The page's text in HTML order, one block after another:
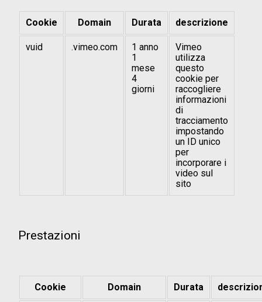
Cookie Domain Durata descrizione
vuid .vimeo.com
1 anno
1
mese
4
giorni
Vimeo
utilizza
questo
cookie per
raccogliere
informazioni
di
tracciamento
impostando
un ID unico
per
incorporare i
video sul
sito
Prestazioni
Cookie Domain Durata